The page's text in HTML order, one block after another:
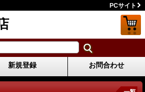
PCサイト
新規登録 お問合わせ